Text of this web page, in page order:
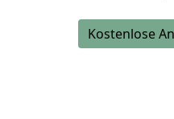
Kostenlose